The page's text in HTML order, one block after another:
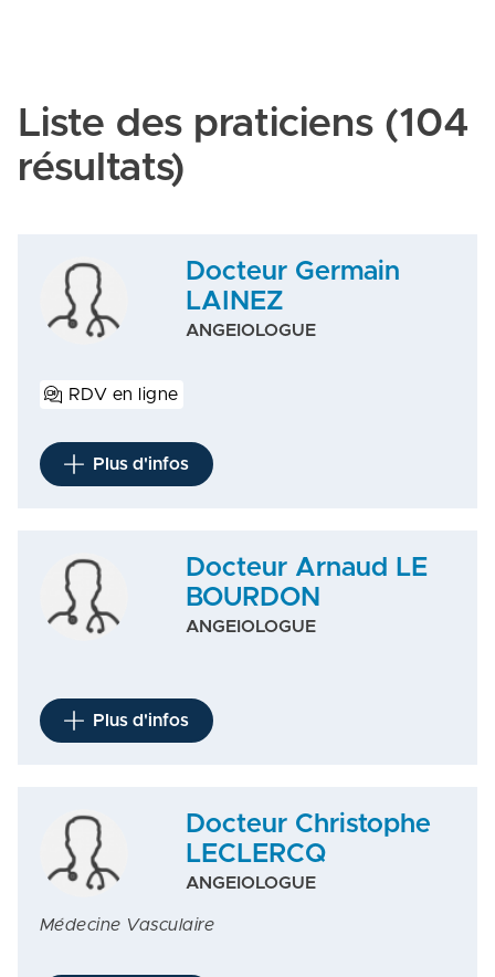
Liste des praticiens (104
résultats)
Docteur Germain
LAINEZ
ANGEIOLOGUE
RDV en ligne
Plus d'infos
Docteur Arnaud LE
BOURDON
ANGEIOLOGUE
Plus d'infos
Docteur Christophe
LECLERCQ
ANGEIOLOGUE
Médecine Vasculaire